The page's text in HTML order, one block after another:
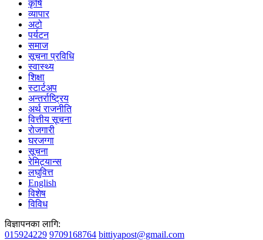
कृषि
व्यापार
अटो
पर्यटन
समाज
सूचना प्रविधि
स्वास्थ्य
शिक्षा
स्टार्टअप
अन्तर्राष्ट्रिय
अर्थ राजनीति
वित्तीय सूचना
रोजगारी
घरजग्गा
सूचना
रेमिट्यान्स
लघुवित्त
English
विशेष
विविध
विज्ञापनका लागि:
015924229 9709168764 bittiyapost@gmail.com